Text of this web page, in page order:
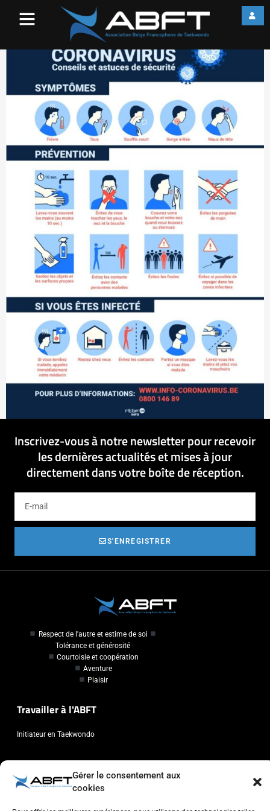
Gérer le consentement aux
cookies
précaution
Inscrivez-vous à notre newsletter pour recevoir
les dernières actualités et mises à jour
directement dans votre boîte de réception.
S'ENREGISTRER
Respect de l'autre et estime de soi
Tolérance et générosité
Courtoisie et coopération
Aventure
Plaisir
Travailler à l'ABFT
Initiateur en Taekwondo
Contact
Association Belge Francophone de Taekwondo